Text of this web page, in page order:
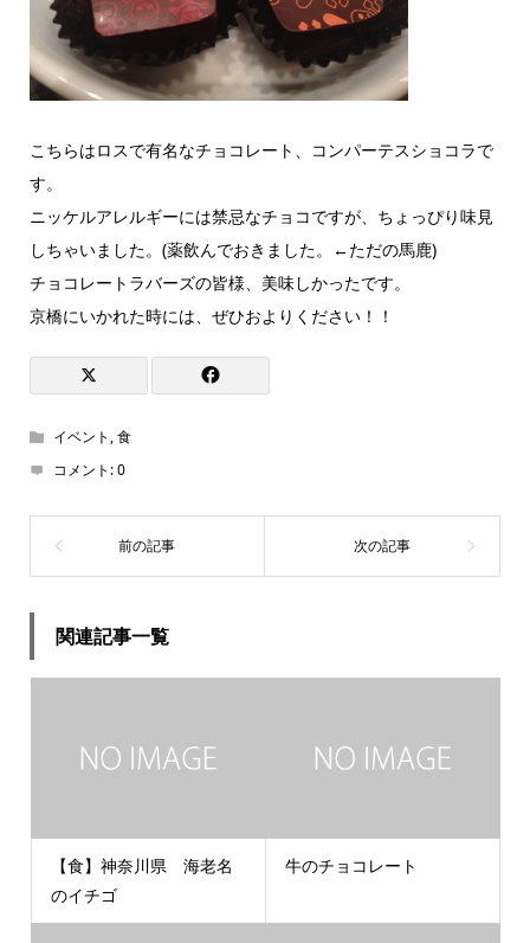
こちらはロスで有名なチョコレート、コンパーテスショコラで
す。
ニッケルアレルギーには禁忌なチョコですが、ちょっぴり味見
しちゃいました。(薬飲んでおきました。←ただの馬鹿)
チョコレートラバーズの皆様、美味しかったです。
京橋にいかれた時には、ぜひおよりください！！
イベント ,食
コメント:0
関連記事一覧
【食】神奈川県 海老名
のイチゴ
牛のチョコレート